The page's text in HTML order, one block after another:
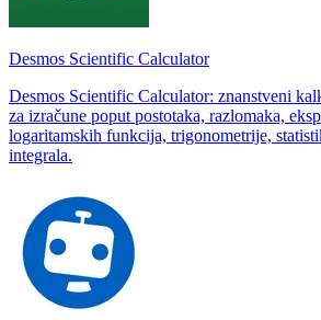
Desmos Scientific Calculator
Desmos Scientific Calculator: znanstveni
za izračune poput postotaka, razlomaka,
logaritamskih funkcija, trigonometrije,
integrala.